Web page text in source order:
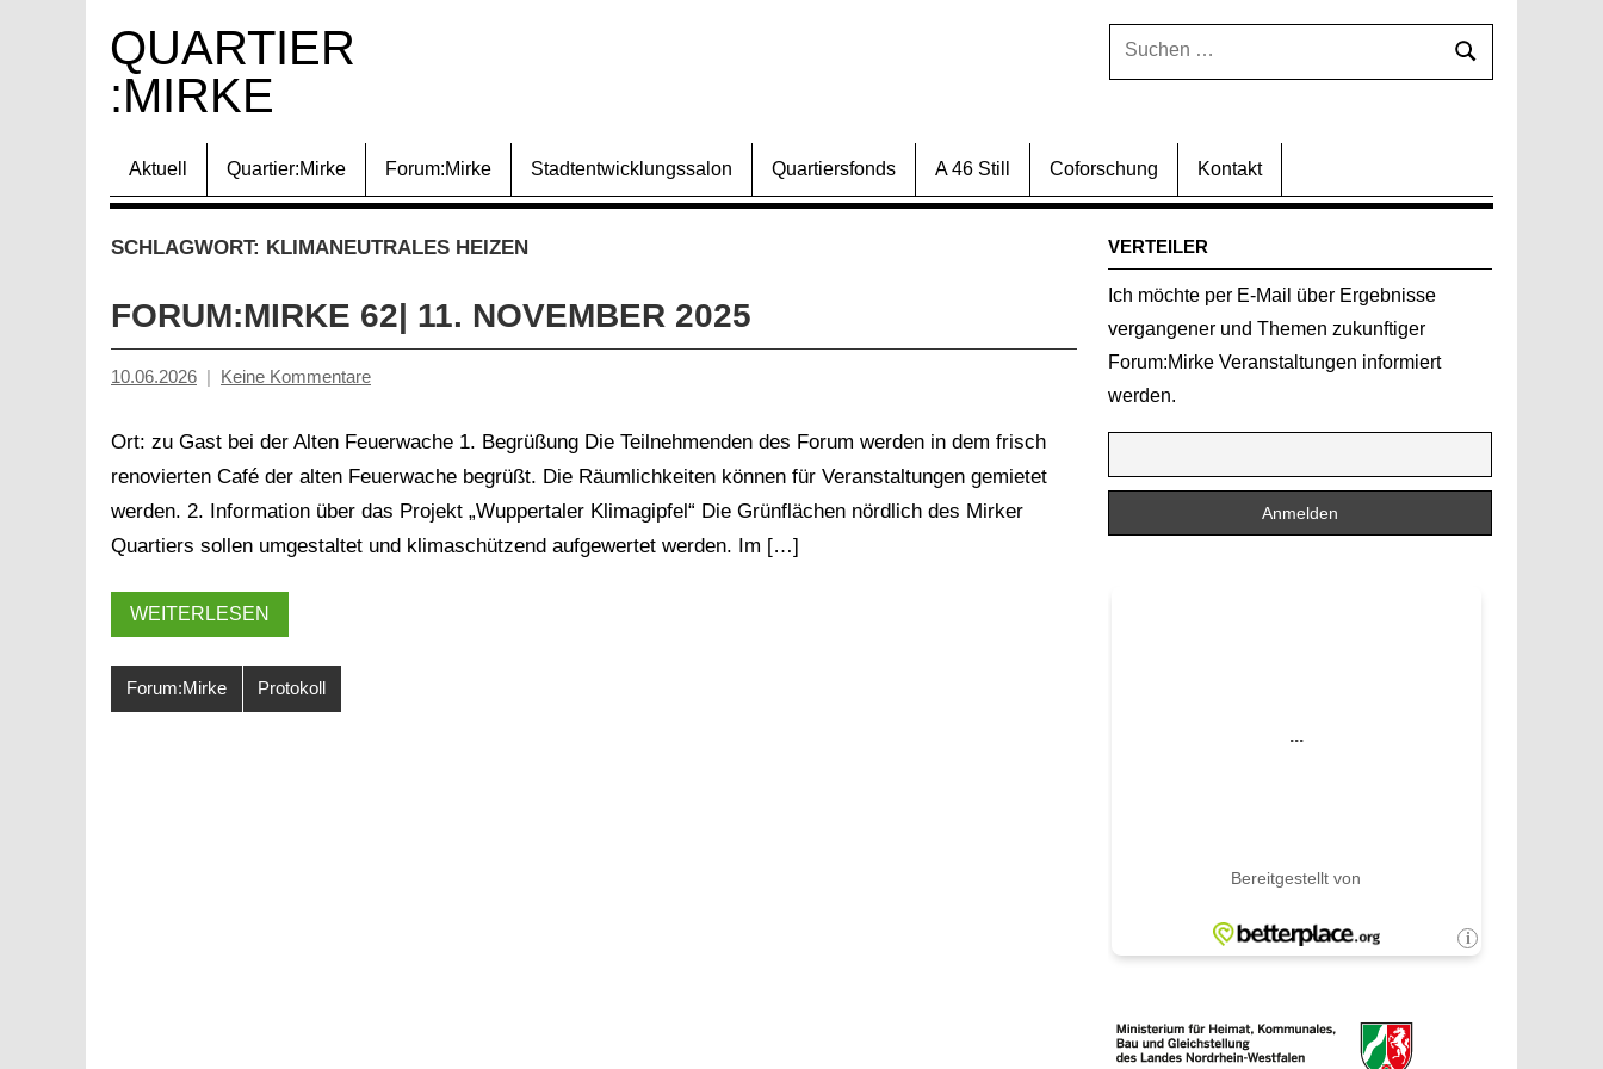
Inhalt
springen
QUARTIER
:MIRKE
Suchen
Suchen
Aktuell Quartier:Mirke Forum:Mirke Stadtentwicklungssalon Quartiersfonds A 46 Still Coforschung Kontakt
SCHLAGWORT: KLIMANEUTRALES HEIZEN
FORUM:MIRKE 62| 11. NOVEMBER 2025
10.06.2026
Inge
Keine Kommentare
Ort: zu Gast bei der Alten Feuerwache 1. Begrüßung Die Teilnehmenden des Forum werden in dem frisch
renovierten Café der alten Feuerwache begrüßt. Die Räumlichkeiten können für Veranstaltungen gemietet
werden. 2. Information über das Projekt „Wuppertaler Klimagipfel“ Die Grünflächen nördlich des Mirker
Quartiers sollen umgestaltet und klimaschützend aufgewertet werden. Im […]
WEITERLESEN
Forum:Mirke Protokoll
VERTEILER
Ich möchte per E-Mail über Ergebnisse
vergangener und Themen zukunftiger
Forum:Mirke Veranstaltungen informiert
werden.